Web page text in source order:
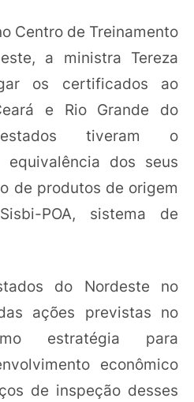
Centro de Treinamento
a ministra Tereza
os certificados ao
e Rio Grande do
tiveram o
equivalência dos seus
de produtos de origem
POA, sistema de
do Nordeste no
ações previstas no
estratégia para
econômico
de inspeção desses